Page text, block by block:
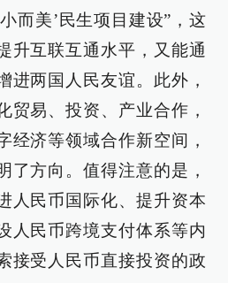
而美’民生项目建设”，这
升互联互通水平，又能通
进两国人民友谊。此外，
贸易、投资、产业合作，
经济等领域合作新空间，
了方向。值得注意的是，
人民币国际化、提升资本
人民币跨境支付体系等内
接受人民币直接投资的政